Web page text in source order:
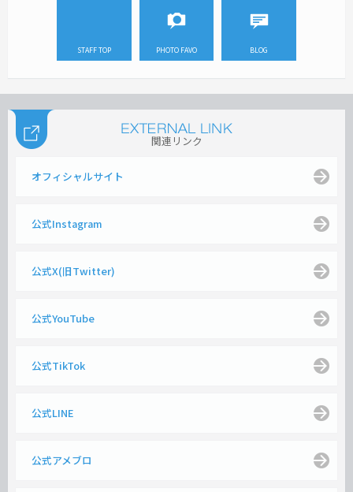
STAFF TOP PHOTO FAVO BLOG
関連リンク
オフィシャルサイト
公式Instagram
公式X(旧Twitter)
公式YouTube
公式TikTok
公式LINE
公式アメブロ